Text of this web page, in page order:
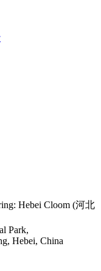
Hebei Cloom (河北
Park,
Hebei, China